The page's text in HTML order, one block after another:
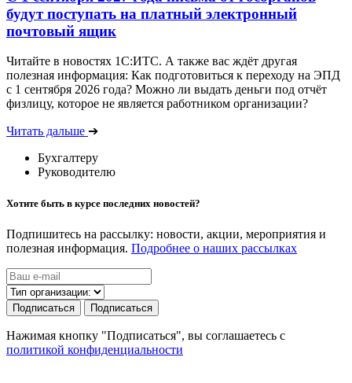
будут поступать на платный электронный
почтовый ящик
Читайте в новостях 1С:ИТС. А также вас ждёт другая
полезная информация: Как подготовиться к переходу на ЭПД
с 1 сентября 2026 года? Можно ли выдать деньги под отчёт
физлицу, которое не является работником организации?
Читать дальше ➔
Бухгалтеру
Руководителю
Хотите быть в курсе последних новостей?
Подпишитесь на рассылку: новости, акции, мероприятия и
полезная информация. Подробнее о наших рассылках
Подписаться Подписаться
Нажимая кнопку "Подписаться", вы соглашаетесь с
политикой конфиденциальности